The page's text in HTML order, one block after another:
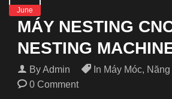
June
MÁY NESTING
NESTING
By Admin In Máy Móc,
0 Comment